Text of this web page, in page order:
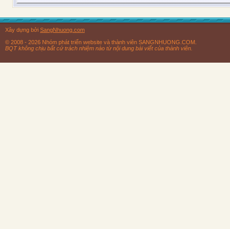
Xây dựng bởi SangNhuong.com
© 2008 - 2026 Nhóm phát triển website và thành viên SANGNHUONG.COM.
BQT không chịu bất cứ trách nhiệm nào từ nội dung bài viết của thành viên.